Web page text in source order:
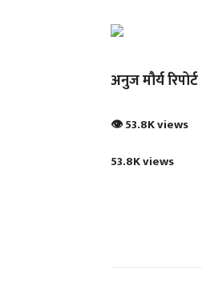
अनुज मौर्य रिपोर्ट
👁 53.8K views
53.8K views